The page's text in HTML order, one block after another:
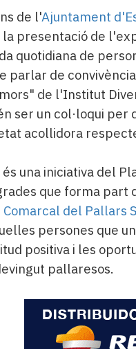
de l'Ajuntament
presentació de
quotidiana de
parlar de
de l'Institut
ser un col·loqui
acollidora
és una iniciativa del
que forma part
Comarcal del Pallars
persones que
positiva i les
pallaresos.